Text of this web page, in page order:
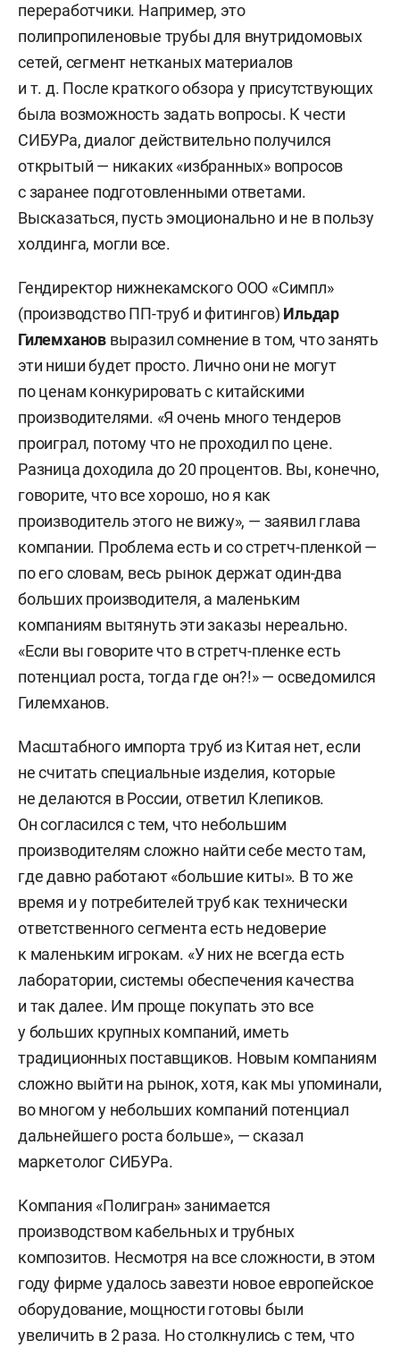
переработчики. Например, это
полипропиленовые трубы для внутридомовых
сетей, сегмент нетканых материалов
и т. д. После краткого обзора у присутствующих
была возможность задать вопросы. К чести
СИБУРа, диалог действительно получился
открытый — никаких «избранных» вопросов
с заранее подготовленными ответами.
Высказаться, пусть эмоционально и не в пользу
холдинга, могли все.
Гендиректор нижнекамского ООО «Симпл»
(производство ПП-труб и фитингов) Ильдар
Гилемханов выразил сомнение в том, что занять
эти ниши будет просто. Лично они не могут
по ценам конкурировать с китайскими
производителями. «Я очень много тендеров
проиграл, потому что не проходил по цене.
Разница доходила до 20 процентов. Вы, конечно,
говорите, что все хорошо, но я как
производитель этого не вижу», — заявил глава
компании. Проблема есть и со стретч-пленкой —
по его словам, весь рынок держат один-два
больших производителя, а маленьким
компаниям вытянуть эти заказы нереально.
«Если вы говорите что в стретч-пленке есть
потенциал роста, тогда где он?!» — осведомился
Гилемханов.
Масштабного импорта труб из Китая нет, если
не считать специальные изделия, которые
не делаются в России, ответил Клепиков.
Он согласился с тем, что небольшим
производителям сложно найти себе место там,
где давно работают «большие киты». В то же
время и у потребителей труб как технически
ответственного сегмента есть недоверие
к маленьким игрокам. «У них не всегда есть
лаборатории, системы обеспечения качества
и так далее. Им проще покупать это все
у больших крупных компаний, иметь
традиционных поставщиков. Новым компаниям
сложно выйти на рынок, хотя, как мы упоминали,
во многом у небольших компаний потенциал
дальнейшего роста больше», — сказал
маркетолог СИБУРа.
Компания «Полигран» занимается
производством кабельных и трубных
композитов. Несмотря на все сложности, в этом
году фирме удалось завезти новое европейское
оборудование, мощности готовы были
увеличить в 2 раза. Но столкнулись с тем, что